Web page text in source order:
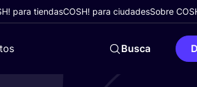
para tiendasCOSH! para ciudadesSobre
Busca